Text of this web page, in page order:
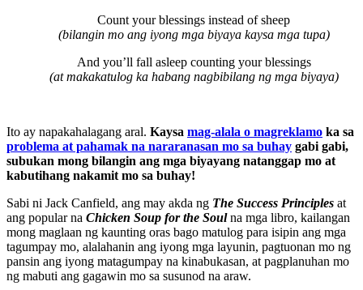
Count your blessings instead of sheep
(bilangin mo ang iyong mga biyaya kaysa mga tupa)
And you’ll fall asleep counting your blessings
(at makakatulog ka habang nagbibilang ng mga biyaya)
Ito ay napakahalagang aral. Kaysa mag-alala o magreklamo ka sa
problema at pahamak na nararanasan mo sa buhay gabi gabi,
subukan mong bilangin ang mga biyayang natanggap mo at
kabutihang nakamit mo sa buhay!
Sabi ni Jack Canfield, ang may akda ng The Success Principles at
ang popular na Chicken Soup for the Soulna mga libro, kailangan
mong maglaan ng kaunting oras bago matulog para isipin ang mga
tagumpay mo, alalahanin ang iyong mga layunin, pagtuonan mo ng
pansin ang iyong matagumpay na kinabukasan, at pagplanuhan mo
ng mabuti ang gagawin mo sa susunod na araw.